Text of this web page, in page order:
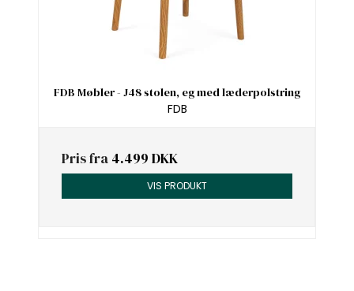
FDB Møbler - J48 stolen, eg med læderpolstring
FDB
Pris fra 4.499 DKK
VIS PRODUKT